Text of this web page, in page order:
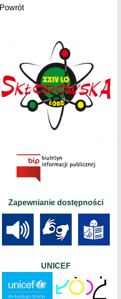
Powrót
Zapewnianie dostępności
UNICEF